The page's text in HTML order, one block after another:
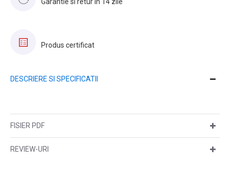
Produs certificat
DESCRIERE SI SPECIFICATII
FISIER PDF
REVIEW-URI